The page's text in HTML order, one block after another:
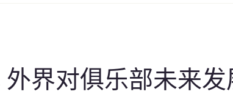
界对俱乐部未来